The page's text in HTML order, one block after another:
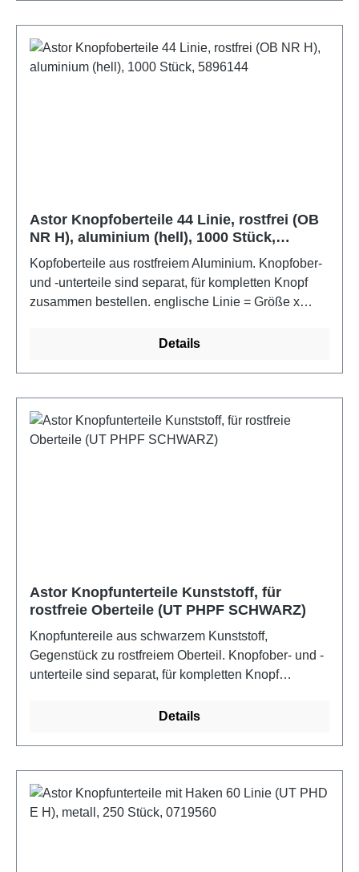
Astor Knopfoberteile 44 Linie, rostfrei (OB
NR H), aluminium (hell), 1000 Stück,
5896144
Kopfoberteile aus rostfreiem Aluminium. Knopfober-
und -unterteile sind separat, für kompletten Knopf
zusammen bestellen. englische Linie = Größe x
ZustandFarbe: aluminium (hell)
Details
Astor Knopfunterteile Kunststoff, für
rostfreie Oberteile (UT PHPF SCHWARZ)
Knopfuntereile aus schwarzem Kunststoff,
Gegenstück zu rostfreiem Oberteil. Knopfober- und -
unterteile sind separat, für kompletten Knopf
0,6654 = ca. mm Knopfumfang im bezogenen
Details